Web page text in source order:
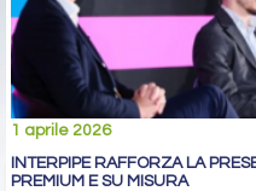
1 aprile 2026
INTERPIPE RAFFORZA LA
PREMIUM E SU MISURA